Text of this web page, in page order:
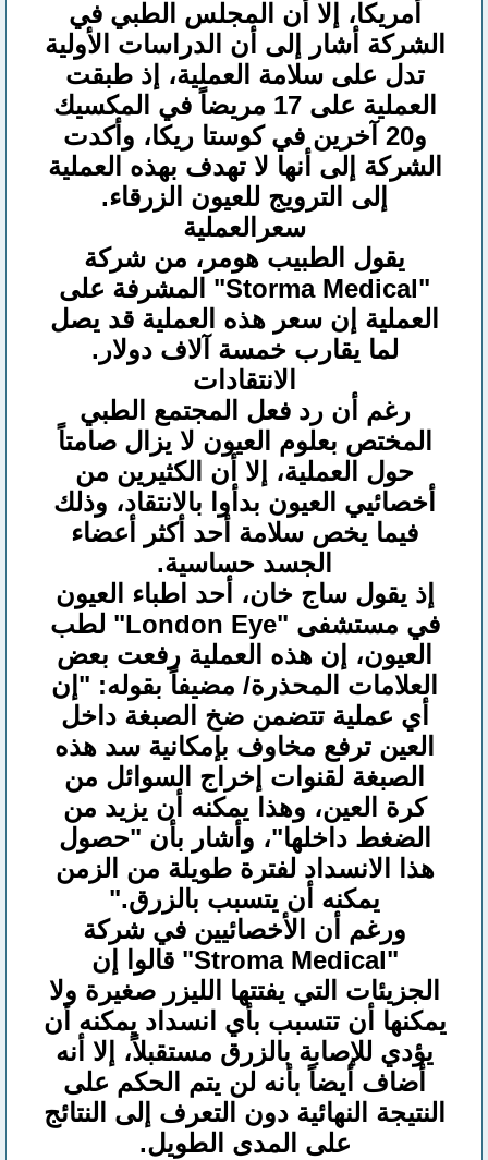
أمريكا، إلا أن المجلس الطبي في
الشركة أشار إلى أن الدراسات الأولية
تدل على سلامة العملية، إذ طبقت
العملية على 17 مريضاً في المكسيك
و20 آخرين في كوستا ريكا، وأكدت
الشركة إلى أنها لا تهدف بهذه العملية
إلى الترويج للعيون الزرقاء.
سعر العملية
يقول الطبيب هومر، من شركة
"Storma Medical" المشرفة على
العملية إن سعر هذه العملية قد يصل
لما يقارب خمسة آلاف دولار.
الانتقادات
رغم أن رد فعل المجتمع الطبي
المختص بعلوم العيون لا يزال صامتاً
حول العملية، إلا أن الكثيرين من
أخصائيي العيون بدأوا بالانتقاد، وذلك
فيما يخص سلامة أحد أكثر أعضاء
الجسد حساسية.
إذ يقول ساج خان، أحد اطباء العيون
في مستشفى "London Eye" لطب
العيون، إن هذه العملية رفعت بعض
العلامات المحذرة/ مضيفاً بقوله: "إن
أي عملية تتضمن ضخ الصبغة داخل
العين ترفع مخاوف بإمكانية سد هذه
الصبغة لقنوات إخراج السوائل من
كرة العين، وهذا يمكنه أن يزيد من
الضغط داخلها"، وأشار بأن "حصول
هذا الانسداد لفترة طويلة من الزمن
يمكنه أن يتسبب بالزرق."
ورغم أن الأخصائيين في شركة
"Stroma Medical" قالوا إن
الجزيئات التي يفتتها الليزر صغيرة ولا
يمكنها أن تتسبب بأي انسداد يمكنه أن
يؤدي للإصابة بالزرق مستقبلاً، إلا أنه
أضاف أيضاً بأنه لن يتم الحكم على
النتيجة النهائية دون التعرف إلى النتائج
على المدى الطويل.